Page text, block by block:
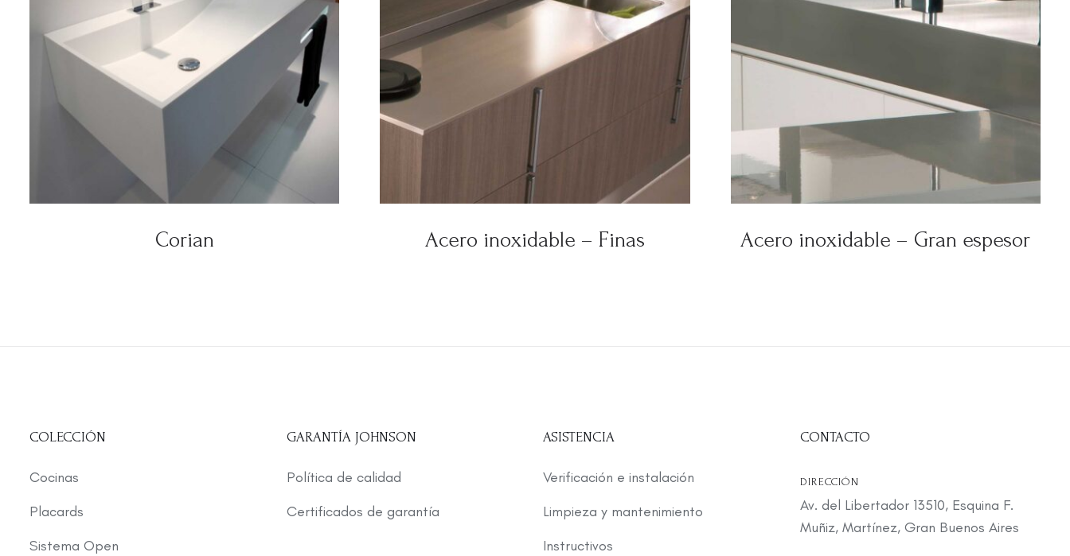
Corian Acero inoxidable – Finas Acero inoxidable – Gran espesor
COLECCIÓN
Cocinas
Placards
Sistema Open
GARANTÍA JOHNSON
Política de calidad
Certificados de garantía
ASISTENCIA
Verificación e instalación
Limpieza y mantenimiento
Instructivos
CONTACTO
DIRECCIÓN
Av. del Libertador 13510, Esquina F.
Muñiz, Martínez, Gran Buenos Aires